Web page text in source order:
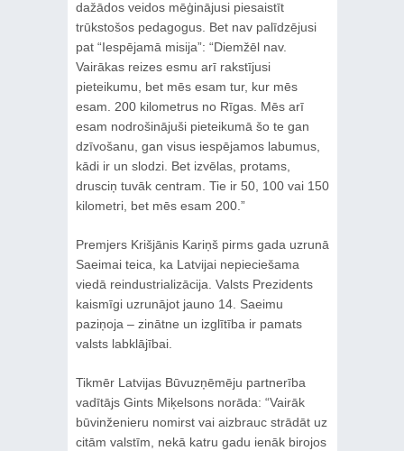
dažādos veidos mēģinājusi piesaistīt
trūkstošos pedagogus. Bet nav palīdzējusi
pat “Iespējamā misija”: “Diemžēl nav.
Vairākas reizes esmu arī rakstījusi
pieteikumu, bet mēs esam tur, kur mēs
esam. 200 kilometrus no Rīgas. Mēs arī
esam nodrošinājuši pieteikumā šo te gan
dzīvošanu, gan visus iespējamos labumus,
kādi ir un slodzi. Bet izvēlas, protams,
drusciņ tuvāk centram. Tie ir 50, 100 vai 150
kilometri, bet mēs esam 200.”
Premjers Krišjānis Kariņš pirms gada uzrunā
Saeimai teica, ka Latvijai nepieciešama
viedā reindustrializācija. Valsts Prezidents
kaismīgi uzrunājot jauno 14. Saeimu
paziņoja – zinātne un izglītība ir pamats
valsts labklājībai.
Tikmēr Latvijas Būvuzņēmēju partnerība
vadītājs Gints Miķelsons norāda: “Vairāk
būvinženieru nomirst vai aizbrauc strādāt uz
citām valstīm, nekā katru gadu ienāk birojos